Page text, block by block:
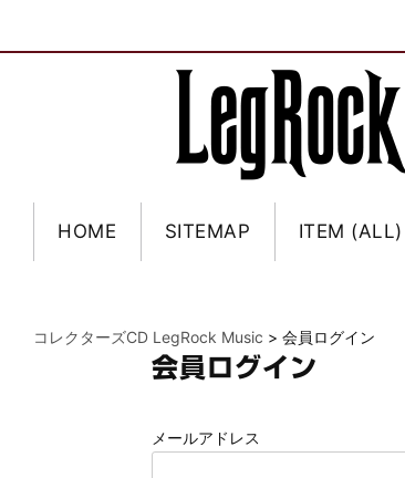
HOME SITEMAP ITEM (ALL)
コレクターズCD LegRock Music > 会員ログイン
会員ログイン
メールアドレス